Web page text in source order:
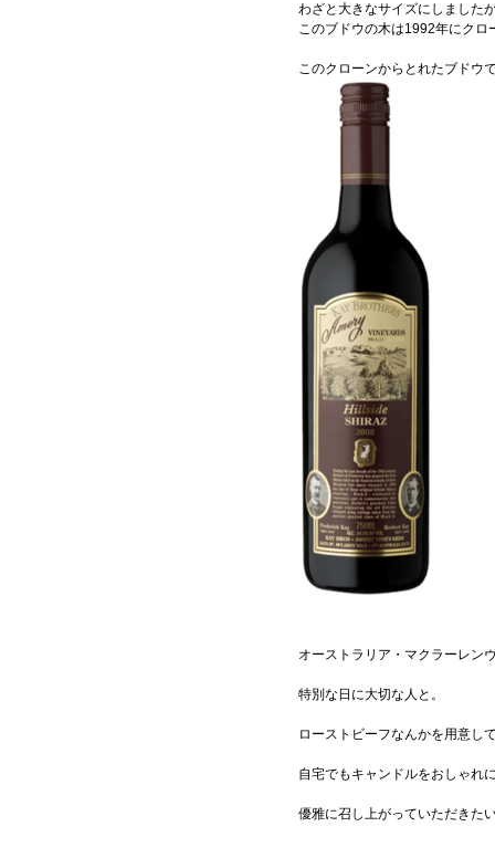
わざと大きなサイズにしました
このブドウの木は1992年にクロ
このクローンからとれたブドウ
オーストラリア・マクラーレン
特別な日に大切な人と。
ローストビーフなんかを用意し
自宅でもキャンドルをおしゃれ
優雅に召し上がっていただきた